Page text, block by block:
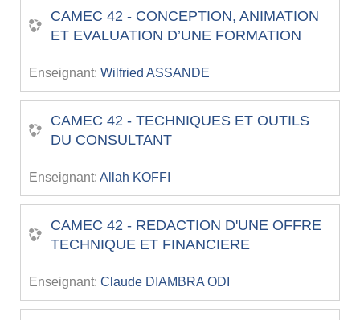
CAMEC 42 - CONCEPTION, ANIMATION
ET EVALUATION D’UNE FORMATION
Enseignant: Wilfried ASSANDE
CAMEC 42 - TECHNIQUES ET OUTILS
DU CONSULTANT
Enseignant: Allah KOFFI
CAMEC 42 - REDACTION D'UNE OFFRE
TECHNIQUE ET FINANCIERE
Enseignant: Claude DIAMBRA ODI